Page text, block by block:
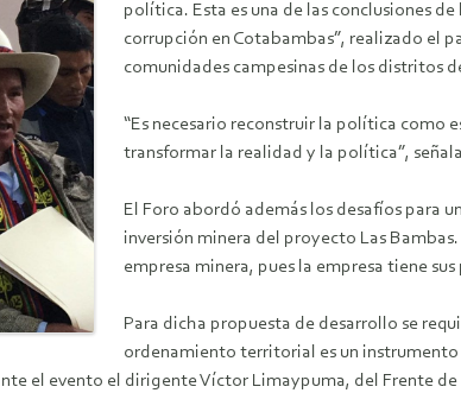
política. Esta es una de las conclusiones
corrupción en Cotabambas”, realizado el
comunidades campesinas de los distritos
“Es necesario reconstruir la política como
transformar la realidad y la política”,
El Foro abordó además los desafíos para
inversión minera del proyecto Las
empresa minera, pues la empresa tiene
Para dicha propuesta de desarrollo se
ordenamiento territorial es un
el evento el dirigente Víctor Limaypuma, del Frente